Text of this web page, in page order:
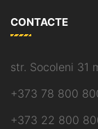
CONTACTE
str. Socoleni 31
+373 78 800
+373 22 800